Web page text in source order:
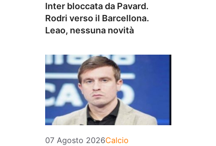
Inter bloccata da Pavard.
Rodri verso il Barcellona.
Leao, nessuna novità
07 Agosto 2026Categorie
Calcio